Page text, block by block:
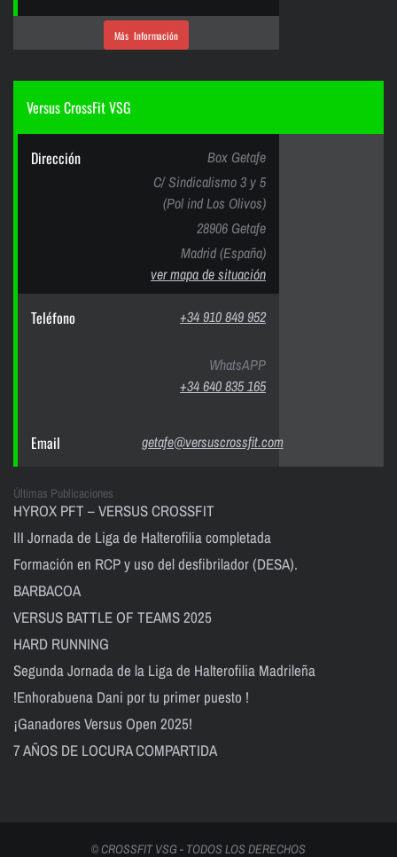
Más Información
Versus CrossFit VSG
Dirección
Box Getafe
C/ Sindicalismo 3 y 5
(Pol ind Los Olivos)
28906 Getafe
Madrid (España)
ver mapa de situación
Teléfono +34 910 849 952
WhatsAPP
+34 640 835 165
Email getafe@versuscrossfit.com
Últimas Publicaciones
HYROX PFT – VERSUS CROSSFIT
III Jornada de Liga de Halterofilia completada
Formación en RCP y uso del desfibrilador (DESA).
BARBACOA
VERSUS BATTLE OF TEAMS 2025
HARD RUNNING
Segunda Jornada de la Liga de Halterofilia Madrileña
!Enhorabuena Dani por tu primer puesto !
¡Ganadores Versus Open 2025!
7 AÑOS DE LOCURA COMPARTIDA
© CROSSFIT VSG - TODOS LOS DERECHOS